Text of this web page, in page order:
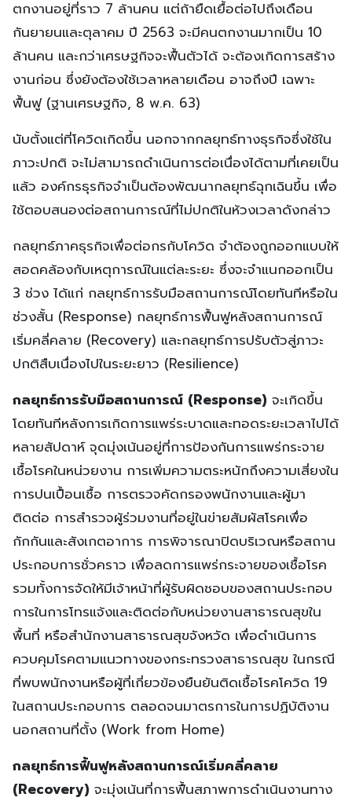
ตกงานอยู่ที่ราว 7 ล้านคน แต่ถ้ายืดเยื้อต่อไปถึงเดือน
กันยายนและตุลาคม ปี 2563 จะมีคนตกงานมากเป็น 10
ล้านคน และกว่าเศรษฐกิจจะฟื้นตัวได้ จะต้องเกิดการสร้าง
งานก่อน ซึ่งยังต้องใช้เวลาหลายเดือน อาจถึงปี เฉพาะ
ฟื้นฟู (ฐานเศรษฐกิจ, 8 พ.ค. 63)
นับตั้งแต่ที่โควิดเกิดขึ้น นอกจากกลยุทธ์ทางธุรกิจซึ่งใช้ใน
ภาวะปกติ จะไม่สามารถดำเนินการต่อเนื่องได้ตามที่เคยเป็น
แล้ว องค์กรธุรกิจจำเป็นต้องพัฒนากลยุทธ์ฉุกเฉินขึ้น เพื่อ
ใช้ตอบสนองต่อสถานการณ์ที่ไม่ปกติในห้วงเวลาดังกล่าว
กลยุทธ์ภาคธุรกิจเพื่อต่อกรกับโควิด จำต้องถูกออกแบบให้
สอดคล้องกับเหตุการณ์ในแต่ละระยะ ซึ่งจะจำแนกออกเป็น
3 ช่วง ได้แก่ กลยุทธ์การรับมือสถานการณ์โดยทันทีหรือใน
ช่วงสั้น (Response) กลยุทธ์การฟื้นฟูหลังสถานการณ์
เริ่มคลี่คลาย (Recovery) และกลยุทธ์การปรับตัวสู่ภาวะ
ปกติสืบเนื่องไปในระยะยาว (Resilience)
กลยุทธ์การรับมือสถานการณ์ (Response) จะเกิดขึ้น
โดยทันทีหลังการเกิดการแพร่ระบาดและทอดระยะเวลาไปได้
หลายสัปดาห์ จุดมุ่งเน้นอยู่ที่การป้องกันการแพร่กระจาย
เชื้อโรคในหน่วยงาน การเพิ่มความตระหนักถึงความเสี่ยงใน
การปนเปื้อนเชื้อ การตรวจคัดกรองพนักงานและผู้มา
ติดต่อ การสำรวจผู้ร่วมงานที่อยู่ในข่ายสัมผัสโรคเพื่อ
กักกันและสังเกตอาการ การพิจารณาปิดบริเวณหรือสถาน
ประกอบการชั่วคราว เพื่อลดการแพร่กระจายของเชื้อโรค
รวมทั้งการจัดให้มีเจ้าหน้าที่ผู้รับผิดชอบของสถานประกอบ
การในการโทรแจ้งและติดต่อกับหน่วยงานสาธารณสุขใน
พื้นที่ หรือสำนักงานสาธารณสุขจังหวัด เพื่อดำเนินการ
ควบคุมโรคตามแนวทางของกระทรวงสาธารณสุข ในกรณี
ที่พบพนักงานหรือผู้ที่เกี่ยวข้องยืนยันติดเชื้อโรคโควิด 19
ในสถานประกอบการ ตลอดจนมาตรการในการปฏิบัติงาน
นอกสถานที่ตั้ง (Work from Home)
กลยุทธ์การฟื้นฟูหลังสถานการณ์เริ่มคลี่คลาย
(Recovery) จะมุ่งเน้นที่การฟื้นสภาพการดำเนินงานทาง